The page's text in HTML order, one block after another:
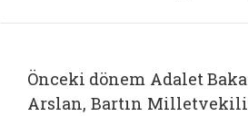
Önceki dönem Adalet
Arslan, Bartın